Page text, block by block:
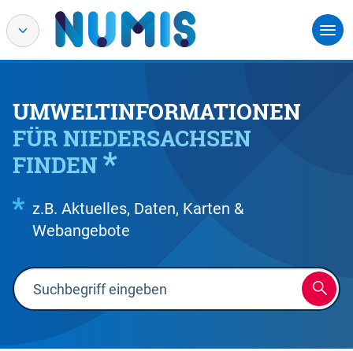
UMWELTINFORMATIONEN
FÜR NIEDERSACHSEN
FINDEN
z.B. Aktuelles, Daten, Karten &
Webangebote